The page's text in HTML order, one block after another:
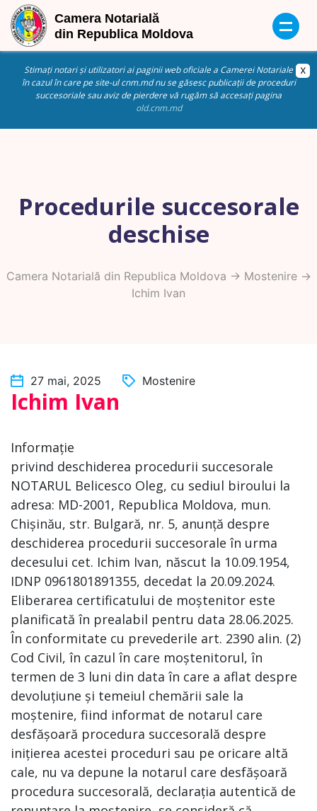
Stimați notari și utilizatori ai paginii web oficiale a Camerei Notariale
în cazul în care pe site-ul cnm.md nu se găsesc publicații de proceduri
succesoriale sau aviz de pierdere vă rugăm să accesați pagina
old.cnm.md
Procedurile succesorale
deschise
Camera Notarială din Republica Moldova -> Mostenire->
Ichim Ivan
27 mai, 2025 Mostenire
Ichim Ivan
Informație
privind deschiderea procedurii succesorale
NOTARUL Belicesco Oleg, cu sediul biroului la
adresa: MD-2001, Republica Moldova, mun.
Chișinău, str. Bulgară, nr. 5, anunță despre
deschiderea procedurii succesorale în urma
decesului cet. Ichim Ivan, născut la 10.09.1954,
IDNP 0961801891355, decedat la 20.09.2024.
Eliberarea certificatului de moștenitor este
planificată în prealabil pentru data 28.06.2025.
În conformitate cu prevederile art. 2390 alin. (2)
Cod Civil, în cazul în care moștenitorul, în
termen de 3 luni din data în care a aflat despre
devoluțiune și temeiul chemării sale la
moștenire, fiind informat de notarul care
desfășoară procedura succesorală despre
inițierea acestei proceduri sau pe oricare altă
cale, nu va depune la notarul care desfășoară
procedura succesorală, declarația autentică de